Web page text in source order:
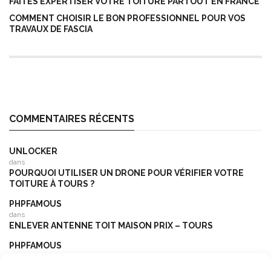
COMMENT CHOISIR LE BON PROFESSIONNEL POUR VOS
TRAVAUX DE FASCIA
COMMENTAIRES RÉCENTS
UNLOCKER
dans
POURQUOI UTILISER UN DRONE POUR VÉRIFIER VOTRE
TOITURE À TOURS ?
PHPFAMOUS
dans
ENLEVER ANTENNE TOIT MAISON PRIX – TOURS
PHPFAMOUS